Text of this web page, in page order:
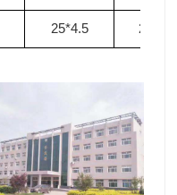
25*4.5 2